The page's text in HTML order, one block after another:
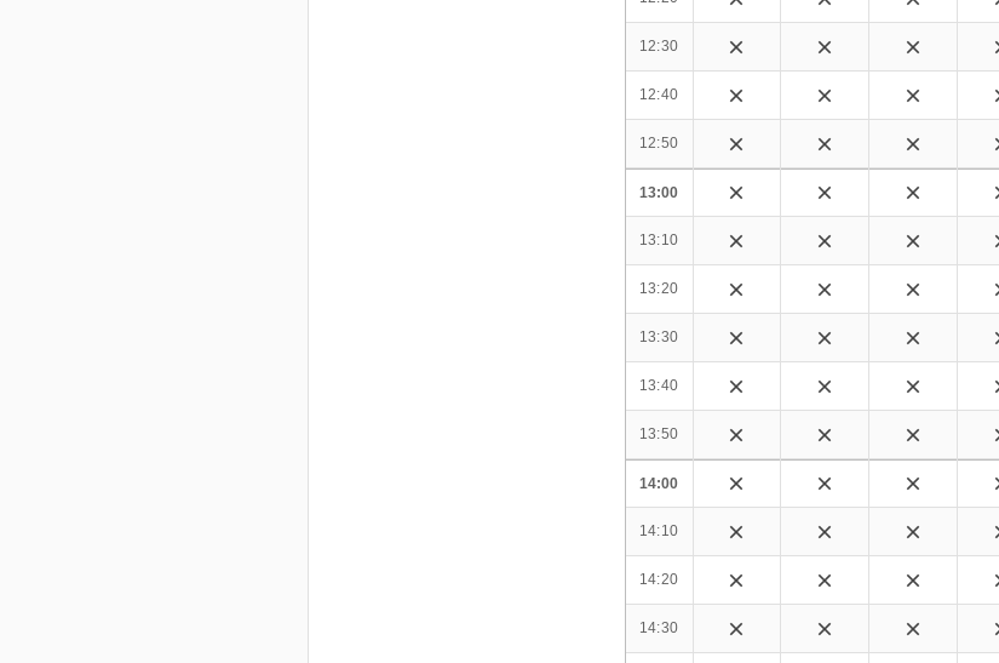
12:30
12:40
12:50
13:00
13:10
13:20
13:30
13:40
13:50
14:00
14:10
14:20
14:30